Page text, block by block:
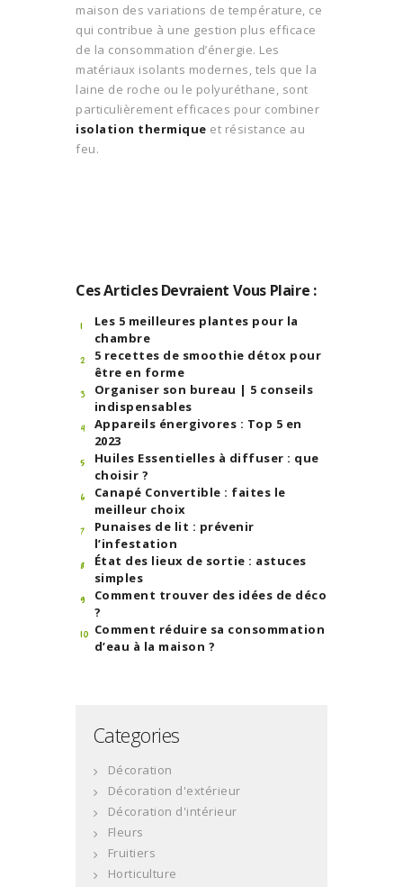
maison des variations de température, ce
qui contribue à une gestion plus efficace
de la consommation d’énergie. Les
matériaux isolants modernes, tels que la
laine de roche ou le polyuréthane, sont
particulièrement efficaces pour combiner
isolation thermique et résistance au
feu.
Ces Articles Devraient Vous Plaire :
Les 5 meilleures plantes pour la
chambre
5 recettes de smoothie détox pour
être en forme
Organiser son bureau | 5 conseils
indispensables
Appareils énergivores : Top 5 en
2023
Huiles Essentielles à diffuser : que
choisir ?
Canapé Convertible : faites le
meilleur choix
Punaises de lit : prévenir
l’infestation
État des lieux de sortie : astuces
simples
Comment trouver des idées de déco
?
Comment réduire sa consommation
d’eau à la maison ?
Categories
Décoration
Décoration d'extérieur
Décoration d'intérieur
Fleurs
Fruitiers
Horticulture